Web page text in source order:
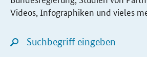
Videos, Infographiken und vieles
Suchfeld
Lupensymbol für Listensuche